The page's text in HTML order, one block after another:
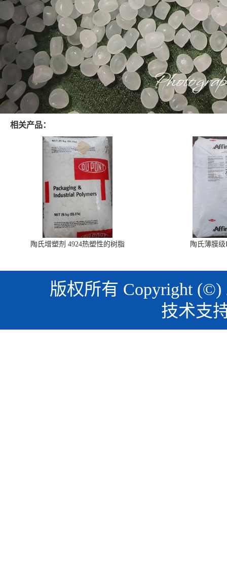
相关产品：
陶氏增塑剂 4924热塑性的树脂 陶氏薄膜级
版权所有 Copyright
技术支